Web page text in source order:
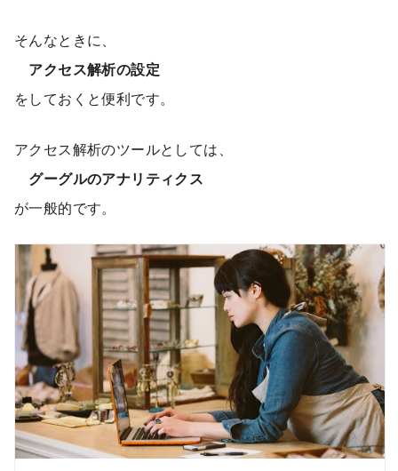
そんなときに、
アクセス解析の設定
をしておくと便利です。
アクセス解析のツールとしては、
グーグルのアナリティクス
が一般的です。